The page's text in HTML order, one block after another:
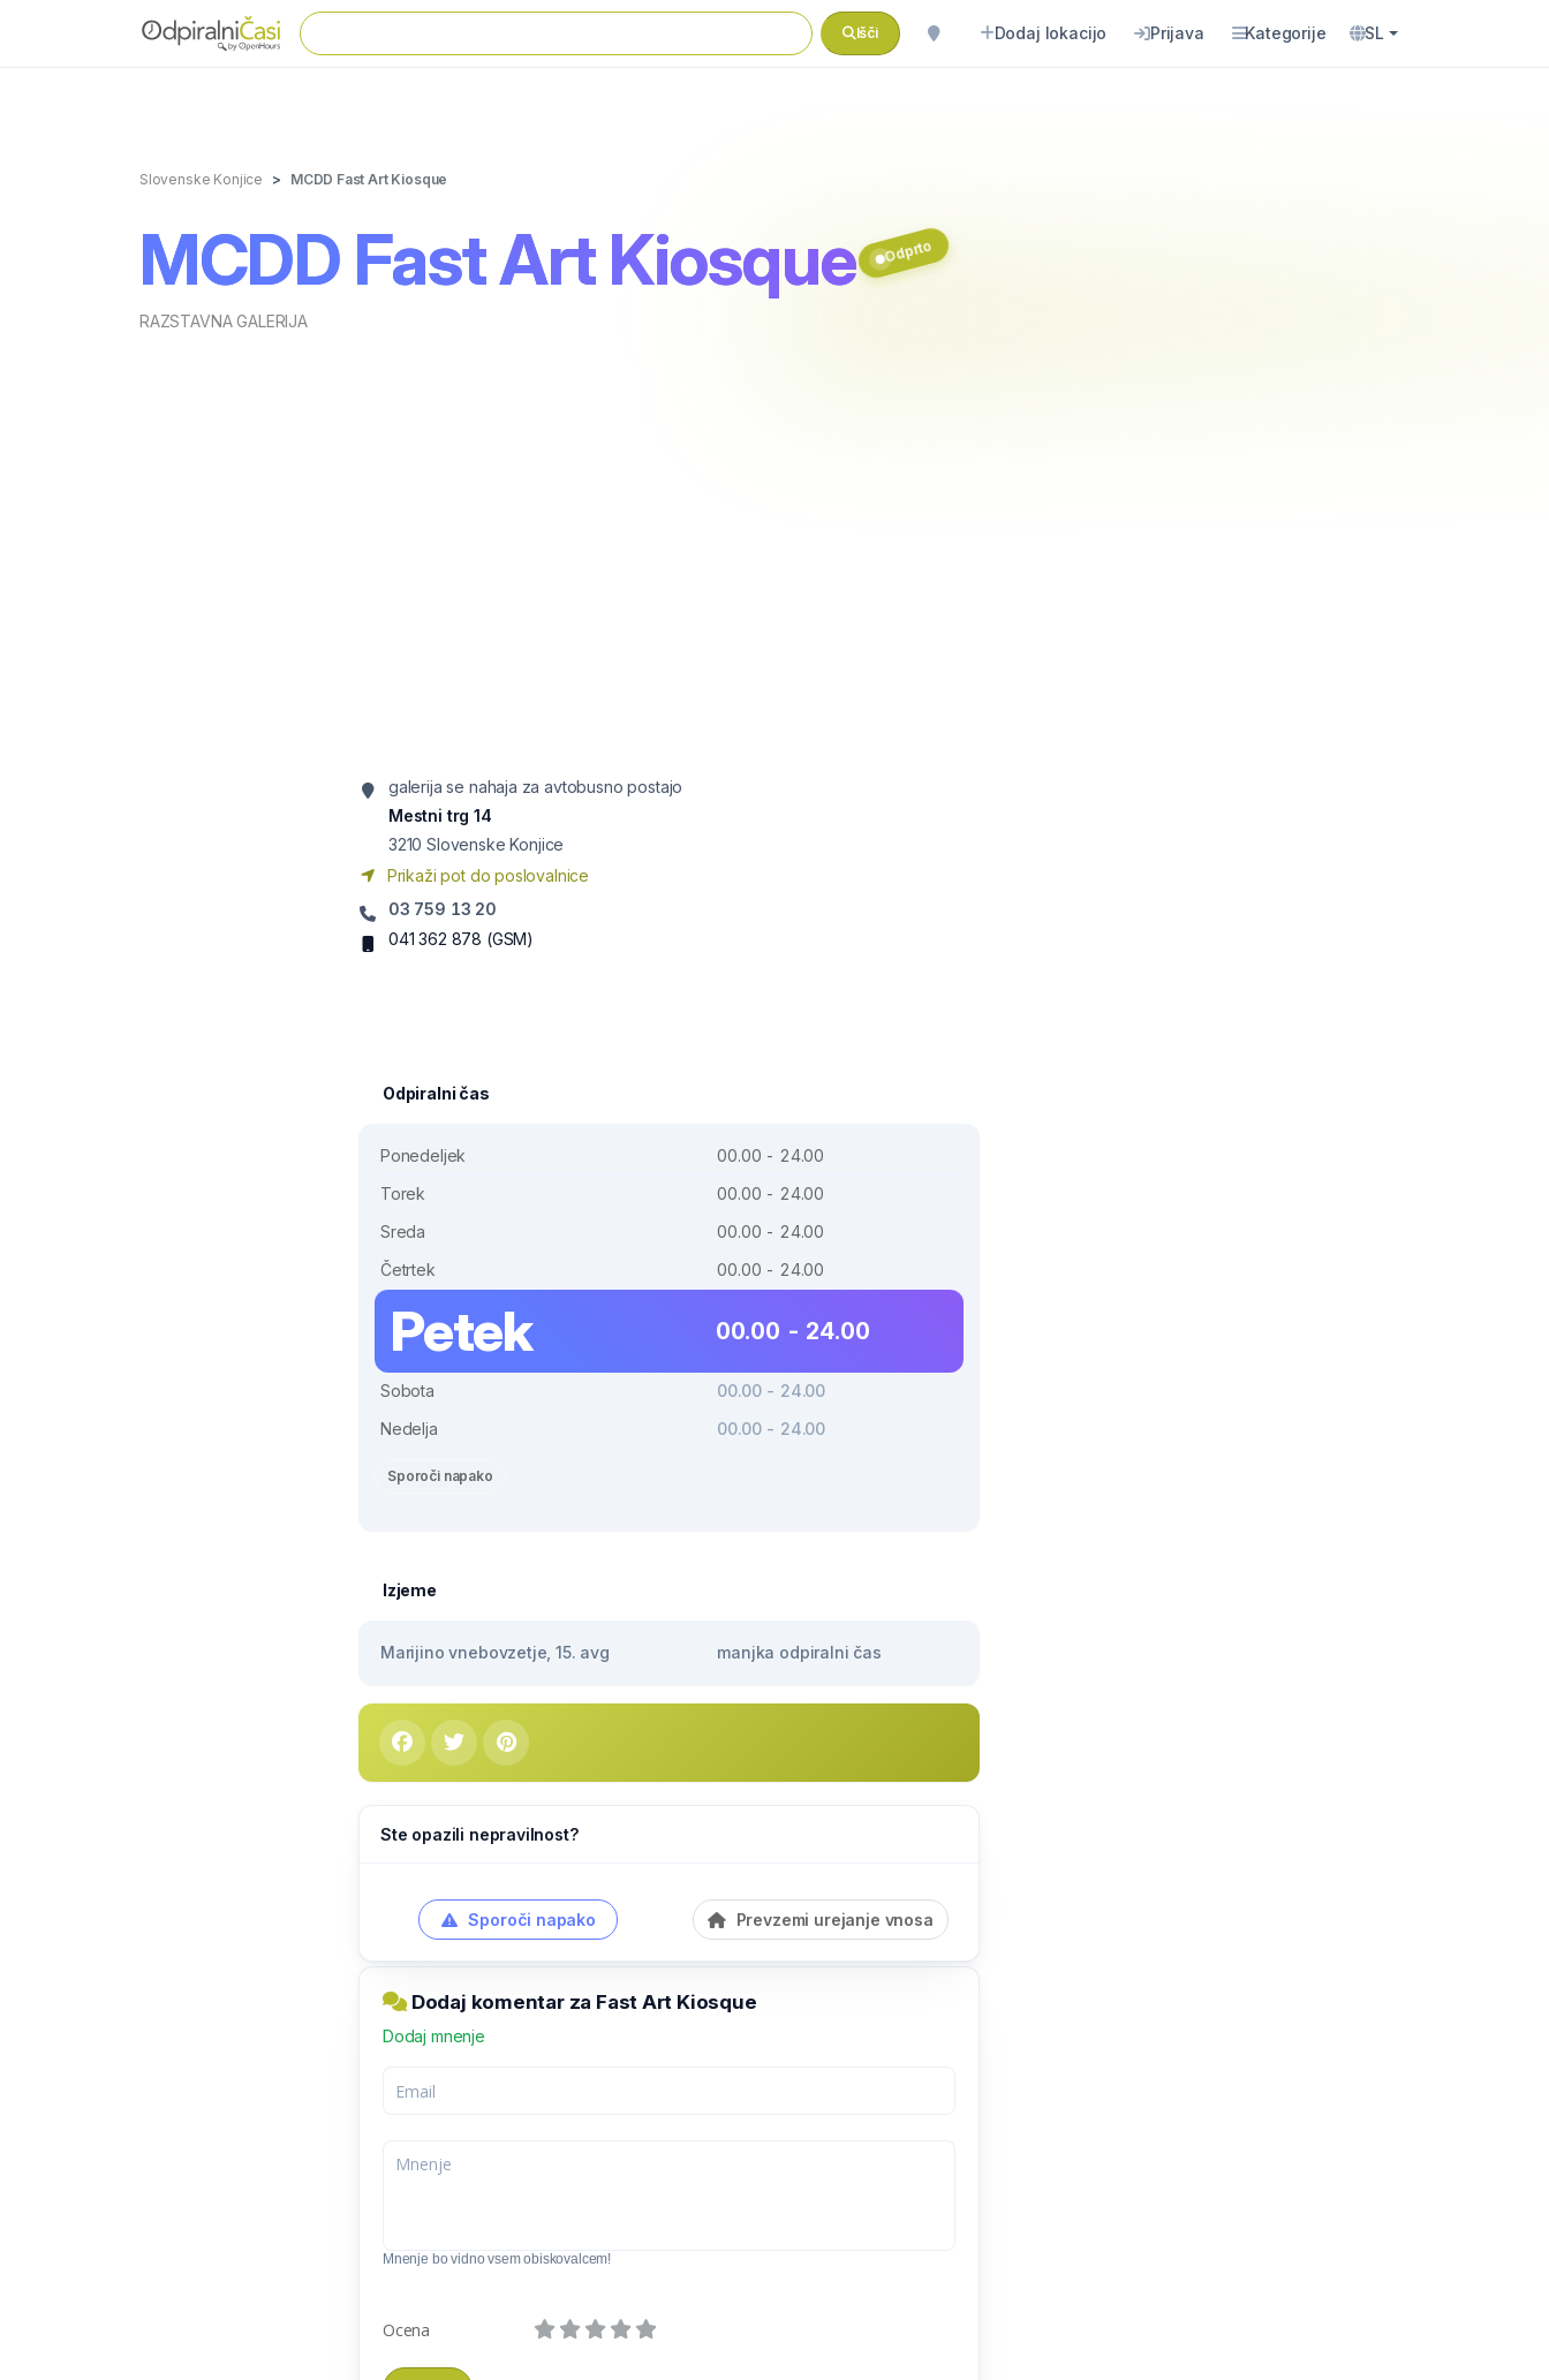
Išči Dodaj lokacijo Prijava Kategorije SL
Slovenske Konjice MCDD Fast Art Kiosque
MCDD Fast Art Kiosque
RAZSTAVNA GALERIJA
Odprto
galerija se nahaja za avtobusno postajo
Mestni trg 14
3210 Slovenske Konjice
Prikaži pot do poslovalnice
03 759 13 20
041 362 878 (GSM)
Odpiralni čas
Ponedeljek
00.00 - 24.00
Torek
00.00 - 24.00
Sreda
00.00 - 24.00
Četrtek
00.00 - 24.00
Petek 00.00 - 24.00
Sobota
00.00 - 24.00
Nedelja
00.00 - 24.00
Sporoči napako
Izjeme
Marijino vnebovzetje, 15. avg manjka odpiralni čas
Ste opazili nepravilnost?
Sporoči napako Prevzemi urejanje vnosa
Dodaj komentar za Fast Art Kiosque
Dodaj mnenje
Mnenje bo vidno vsem obiskovalcem!
Ocena